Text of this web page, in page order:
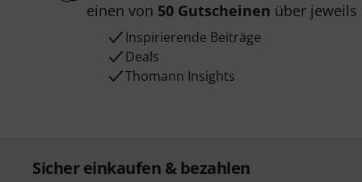
einen von 50 Gutscheinen über jeweils
Inspirierende Beiträge
Deals
Thomann Insights
Sicher einkaufen & bezahlen